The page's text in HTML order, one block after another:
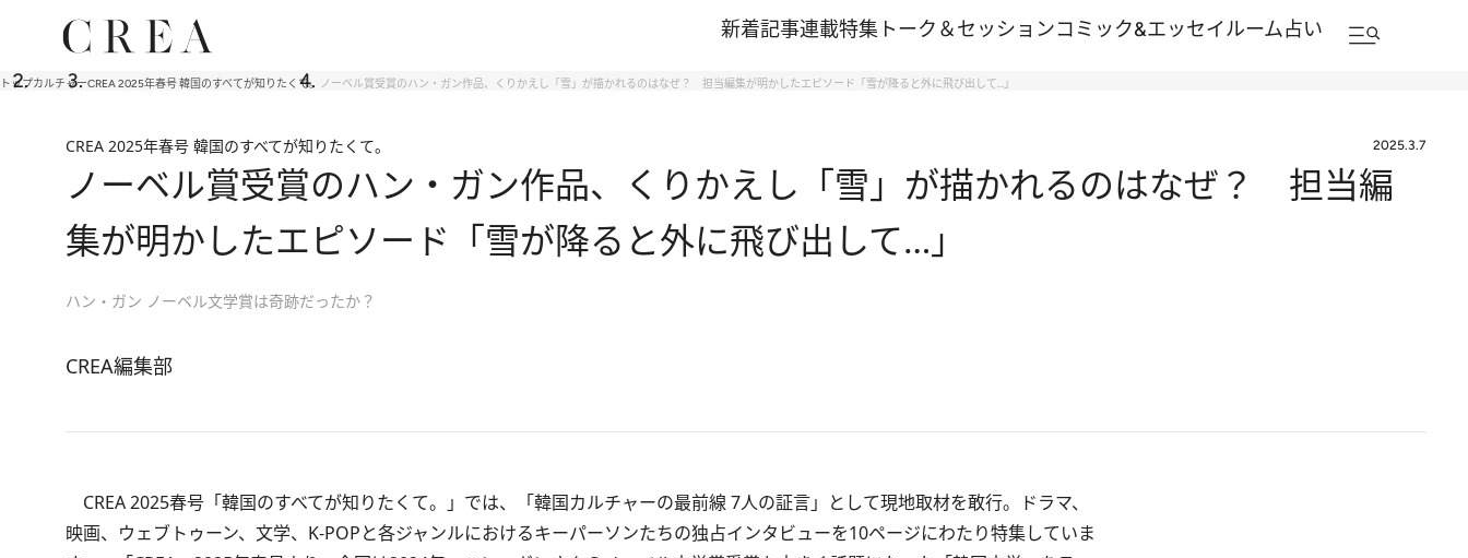
新着記事連載特集 トーク＆セッションコミック&エッセイルーム占い
トップカルチャーCREA 2025年春号 韓国のすべてが知りたくて。 ノーベル賞受賞のハン・ガン作品、くりかえし「雪」が描かれるのはなぜ？ 担当編集が明かしたエピソード「雪が降ると外に飛び出して…」
CREA 2025年春号 韓国のすべてが知りたくて。 2025.3.7
ノーベル賞受賞のハン・ガン作品、くりかえし「雪」が描かれるのはなぜ？ 担当編
集が明かしたエピソード「雪が降ると外に飛び出して…」
ハン・ガン ノーベル文学賞は奇跡だったか？
CREA編集部
CREA 2025春号「韓国のすべてが知りたくて。」では、「韓国カルチャーの最前線 7人の証言」として現地取材を敢行。ドラマ、
映画、ウェブトゥーン、文学、K-POPと各ジャンルにおけるキーパーソンたちの独占インタビューを10ページにわたり特集していま